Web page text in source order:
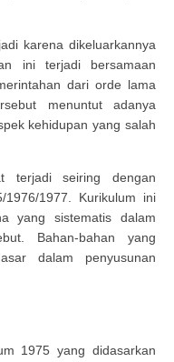
karena dikeluarkannya
ini terjadi bersamaan
dari orde lama
menuntut adanya
kehidupan yang salah
terjadi seiring dengan
1976/1977. Kurikulum ini
yang sistematis dalam
Bahan-bahan yang
dalam penyusunan
1975 yang didasarkan